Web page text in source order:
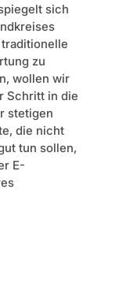
sich
zu
wollen wir
Schritt in die
stetigen
die nicht
tun sollen,
E-